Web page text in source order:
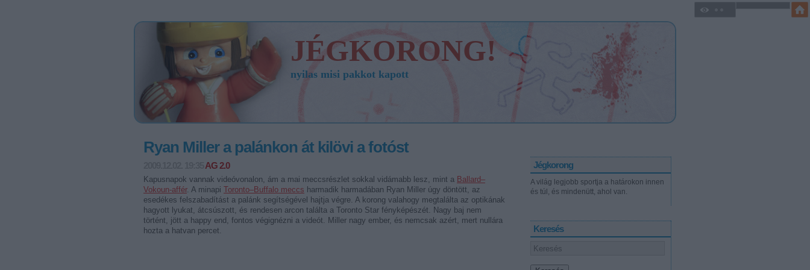
JÉGKORONG!
nyilas misi pakkot kapott
Jégkorong
A világ legjobb sportja a határokon innen
és túl, és mindenütt, ahol van.
Keresés
Ryan Miller a palánkon át kilövi a fotóst
AG 2.0
Kapusnapok vannak videóvonalon, ám a mai meccsrészlet sokkal vidámabb lesz, mint a Ballard–
Vokoun-affér. A minapi Toronto–Buffalo meccs harmadik harmadában Ryan Miller úgy döntött, az
esedékes felszabadítást a palánk segítségével hajtja végre. A korong valahogy megtalálta az optikának
hagyott lyukat, átcsúszott, és rendesen arcon találta a Toronto Star fényképészét. Nagy baj nem
történt, jött a happy end, fontos végignézni a videót. Miller nagy ember, és nemcsak azért, mert nullára
hozta a hatvan percet.